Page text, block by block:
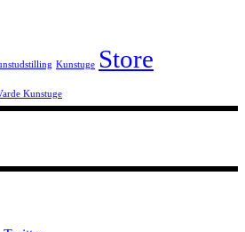
Kunstuge Store
Kunstuge